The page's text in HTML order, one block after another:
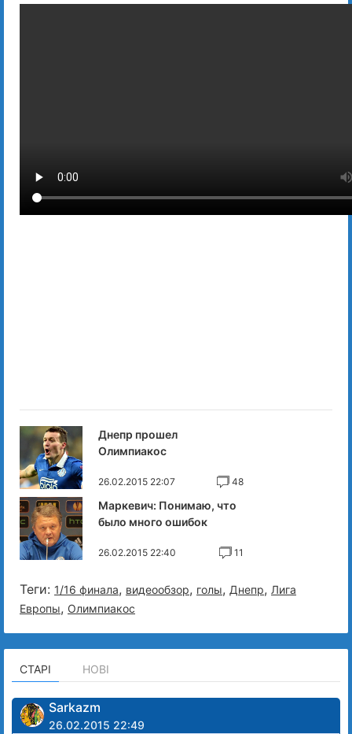
Днепр прошел
Олимпиакос
26.02.2015 22:07 48
Маркевич: Понимаю, что
было много ошибок
26.02.2015 22:40 11
Теги: 1/16 финала, видеообзор, голы, Днепр, Лига
Европы, Олимпиакос
СТАРІ НОВІ
Sarkazm
26.02.2015 22:49